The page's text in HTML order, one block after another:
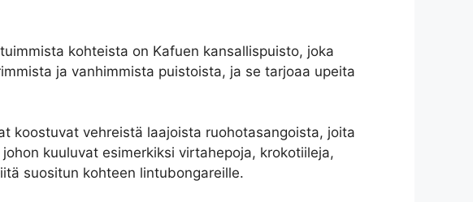
kohteista on Kafuen kansallispuisto, joka
ja vanhimmista puistoista, ja se tarjoaa upeita
koostuvat vehreistä laajoista ruohotasangoista, joita
kuuluvat esimerkiksi virtahepoja, krokotiileja,
suositun kohteen lintubongareille.